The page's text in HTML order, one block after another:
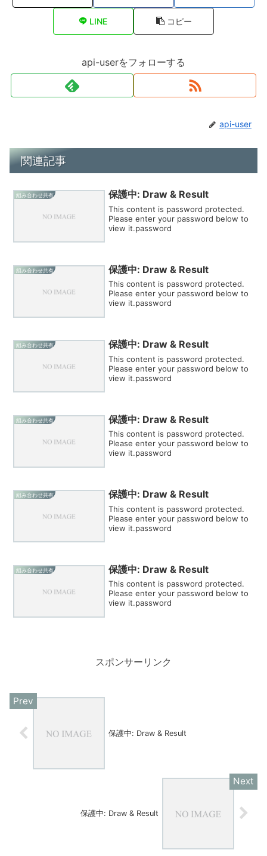
LINE コピー
api-userをフォローする
api-user
関連記事
組み合わせ共有 保護中: Draw & Result
This content is password protected.
Please enter your password below to
view it.password
組み合わせ共有 保護中: Draw & Result
This content is password protected.
Please enter your password below to
view it.password
組み合わせ共有 保護中: Draw & Result
This content is password protected.
Please enter your password below to
view it.password
組み合わせ共有 保護中: Draw & Result
This content is password protected.
Please enter your password below to
view it.password
組み合わせ共有 保護中: Draw & Result
This content is password protected.
Please enter your password below to
view it.password
組み合わせ共有 保護中: Draw & Result
This content is password protected.
Please enter your password below to
view it.password
スポンサーリンク
保護中: Draw & Result
保護中: Draw & Result